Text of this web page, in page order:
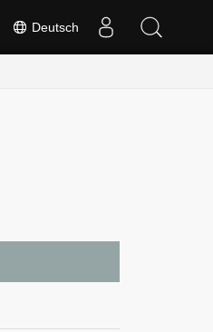
Deutsch